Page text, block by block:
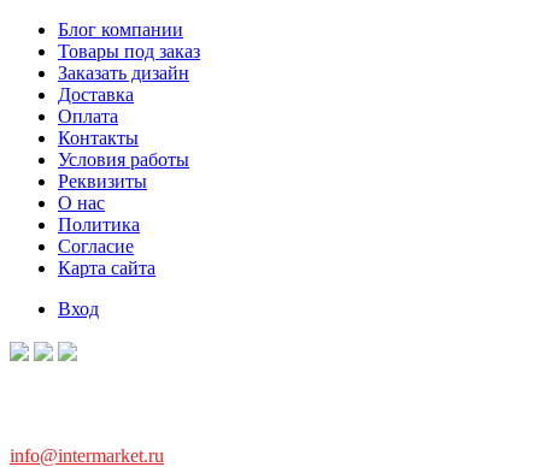
Блог компании
Товары под заказ
Заказать дизайн
Доставка
Оплата
Контакты
Условия работы
Реквизиты
О нас
Политика
Согласие
Карта сайта
Вход
info@intermarket.ru